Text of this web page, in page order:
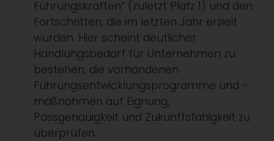
Führungskräften“ (zuletzt Platz 1) und den
Fortschritten, die im letzten Jahr erzielt
wurden. Hier scheint deutlicher
Handlungsbedarf für Unternehmen zu
bestehen, die vorhandenen
Führungsentwicklungsprogramme und -
maßnahmen auf Eignung,
Passgenauigkeit und Zukunftsfähigkeit zu
überprüfen.